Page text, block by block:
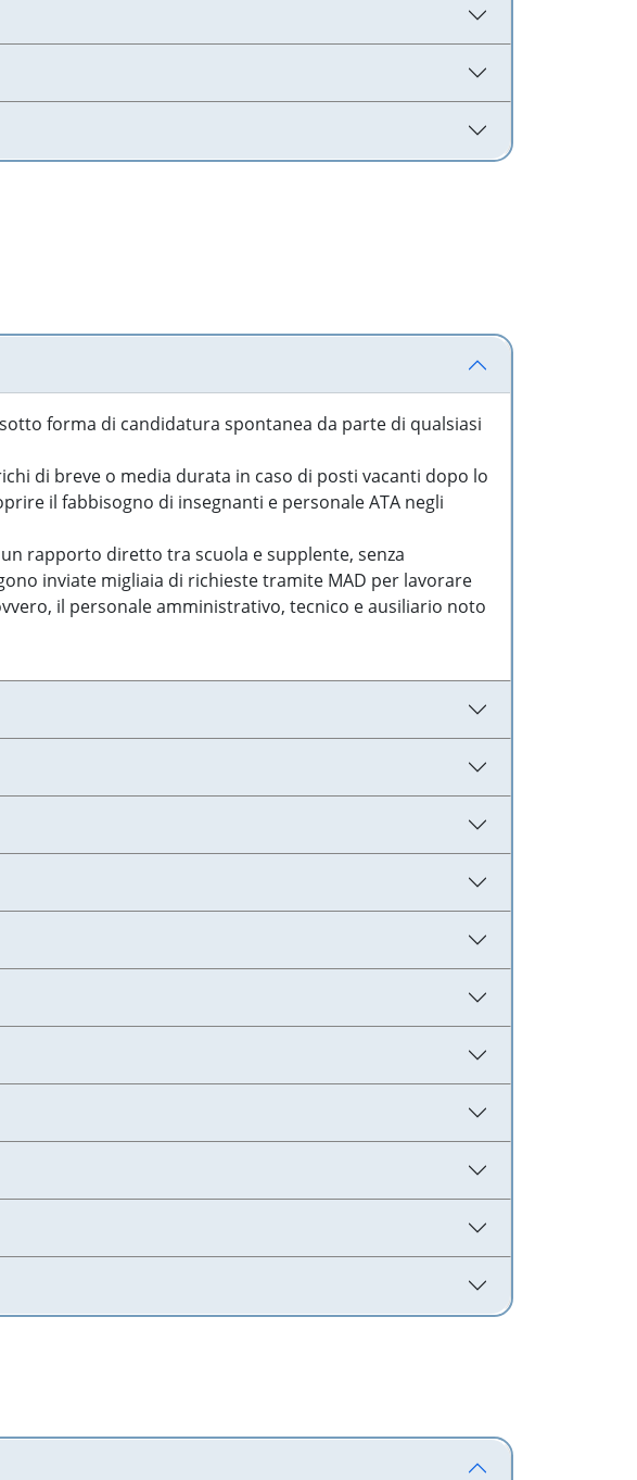
forma di candidatura spontanea da parte di qualsiasi
di breve o media durata in caso di posti vacanti dopo lo
il fabbisogno di insegnanti e personale ATA negli
rapporto diretto tra scuola e supplente, senza
inviate migliaia di richieste tramite MAD per lavorare
il personale amministrativo, tecnico e ausiliario noto